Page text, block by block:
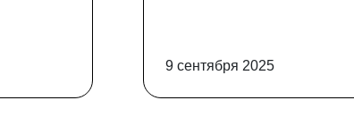
9 сентября 2025